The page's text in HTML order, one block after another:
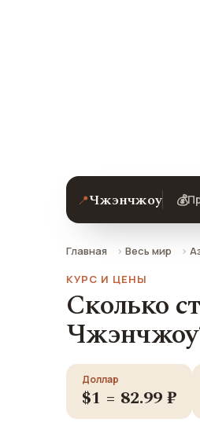
📍Чжэнчжоу 💰
Главная Весь мир
КУРС И ЦЕНЫ
Сколько
Доллар
$1 = 82.99 ₽